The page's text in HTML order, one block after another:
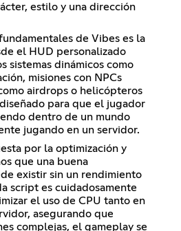
estilo y una dirección
de Vibes es la
el HUD personalizado
sistemas dinámicos como
misiones con NPCs
airdrops o helicópteros
para que el jugador
dentro de un mundo
jugando en un servidor.
por la optimización y
que una buena
existir sin un rendimiento
script es cuidadosamente
el uso de CPU tanto en
asegurando que
complejas, el gameplay se